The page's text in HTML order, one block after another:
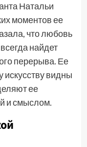
Натальи
моментов ее
что любовь
найдет
перерыва. Ее
искусству видны
ее
и смыслом.